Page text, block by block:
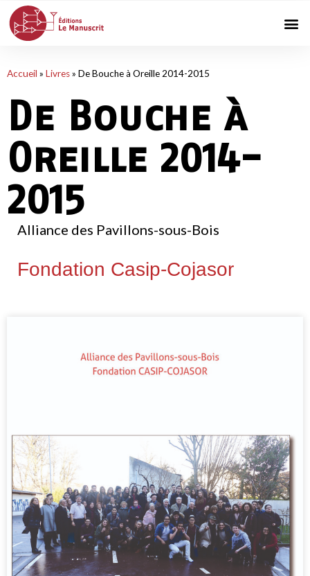
Accueil » Livres» De Bouche à Oreille 2014-2015
De Bouche à
Oreille 2014-
2015
Alliance des Pavillons-sous-Bois
Fondation Casip-Cojasor